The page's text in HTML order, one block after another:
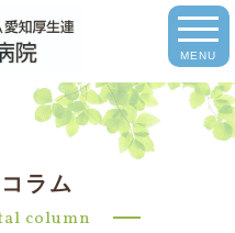
MENU
ラム
column